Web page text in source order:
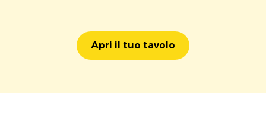
Apri il tuo tavolo